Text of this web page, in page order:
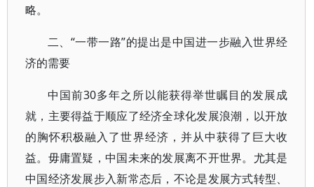
略。
二、“一带一路”的提出是中国进一步融入世界经
济的需要
中国前30多年之所以能获得举世瞩目的发展成
就，主要得益于顺应了经济全球化发展浪潮，以开放
的胸怀积极融入了世界经济，并从中获得了巨大收
益。毋庸置疑，中国未来的发展离不开世界。尤其是
中国经济发展步入新常态后，不论是发展方式转型、